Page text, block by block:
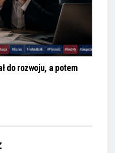
do rozwoju, a potem